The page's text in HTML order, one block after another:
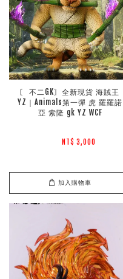
〘 不二GK〙全新現貨 海賊王
YZ｜Animals第一彈 虎 羅羅諾
亞 索隆 gk YZ WCF
NT$ 3,000
加入購物車